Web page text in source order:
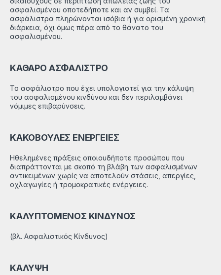
ασφαλισμένου οποτεδήποτε και αν συμβεί. Τα
ασφάλιστρα πληρώνονται ισόβια ή για ορισμένη χρονική
διάρκεια, όχι όμως πέρα από το θάνατο του
ασφαλισμένου.
ΚΑΘΑΡΟ ΑΣΦΑΛΙΣΤΡΟ
Το ασφάλιστρο που έχει υπολογιστεί για την κάλυψη
του ασφαλισμένου κινδύνου και δεν περιλαμβάνει
νόμιμες επιβαρύνσεις.
ΚΑΚΟΒΟΥΛΕΣ ΕΝΕΡΓΕΙΕΣ
Ηθελημένες πράξεις οποιουδήποτε προσώπου που
διαπράττονται με σκοπό τη βλάβη των ασφαλισμένων
αντικειμένων χωρίς να αποτελούν στάσεις, απεργίες,
οχλαγωγίες ή τρομοκρατικές ενέργειες.
ΚΑΛΥΠΤΟΜΕΝΟΣ ΚΙΝΔΥΝΟΣ
(βλ. Ασφαλιστικός Κίνδυνος)
ΚΑΛΥΨΗ